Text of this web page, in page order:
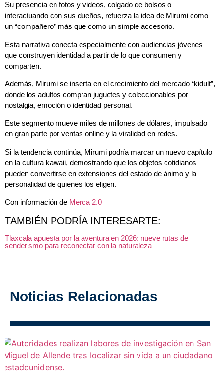
Su presencia en fotos y videos, colgado de bolsos o
interactuando con sus dueños, refuerza la idea de Mirumi como
un “compañero” más que como un simple accesorio.
Esta narrativa conecta especialmente con audiencias jóvenes
que construyen identidad a partir de lo que consumen y
comparten.
Además, Mirumi se inserta en el crecimiento del mercado “kidult”,
donde los adultos compran juguetes y coleccionables por
nostalgia, emoción o identidad personal.
Este segmento mueve miles de millones de dólares, impulsado
en gran parte por ventas online y la viralidad en redes.
Si la tendencia continúa, Mirumi podría marcar un nuevo capítulo
en la cultura kawaii, demostrando que los objetos cotidianos
pueden convertirse en extensiones del estado de ánimo y la
personalidad de quienes los eligen.
Con información de Merca 2.0
TAMBIÉN PODRÍA INTERESARTE:
Tlaxcala apuesta por la aventura en 2026: nueve rutas de
senderismo para reconectar con la naturaleza
Noticias Relacionadas